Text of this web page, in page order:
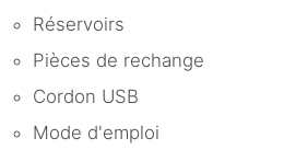
Réservoirs
Pièces de rechange
Cordon USB
Mode d'emploi